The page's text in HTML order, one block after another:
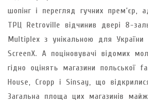
шопінг і перегляд гучних прем’єр,
ТРЦ Retroville відчинив двері 8-
Multiplex з унікальною для України
ScreenX. А поціновувачі відомих
гідно оцінять магазини польської
House, Cropp і Sinsay, що
Загальна площа цих магазинів